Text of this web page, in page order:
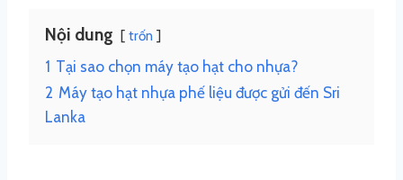
Nội dung trốn
1 Tại sao chọn máy tạo hạt cho nhựa?
2 Máy tạo hạt nhựa phế liệu được gửi đến Sri
Lanka